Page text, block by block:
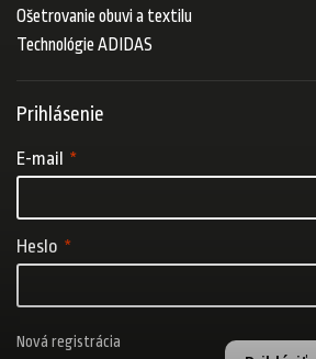
Ošetrovanie obuvi a textilu
Technológie ADIDAS
Prihlásenie
E-mail
Heslo
Nová registrácia